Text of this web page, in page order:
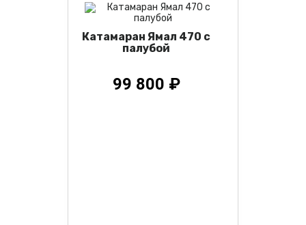
Катамаран Ямал 470 с
палубой
99 800 ₽